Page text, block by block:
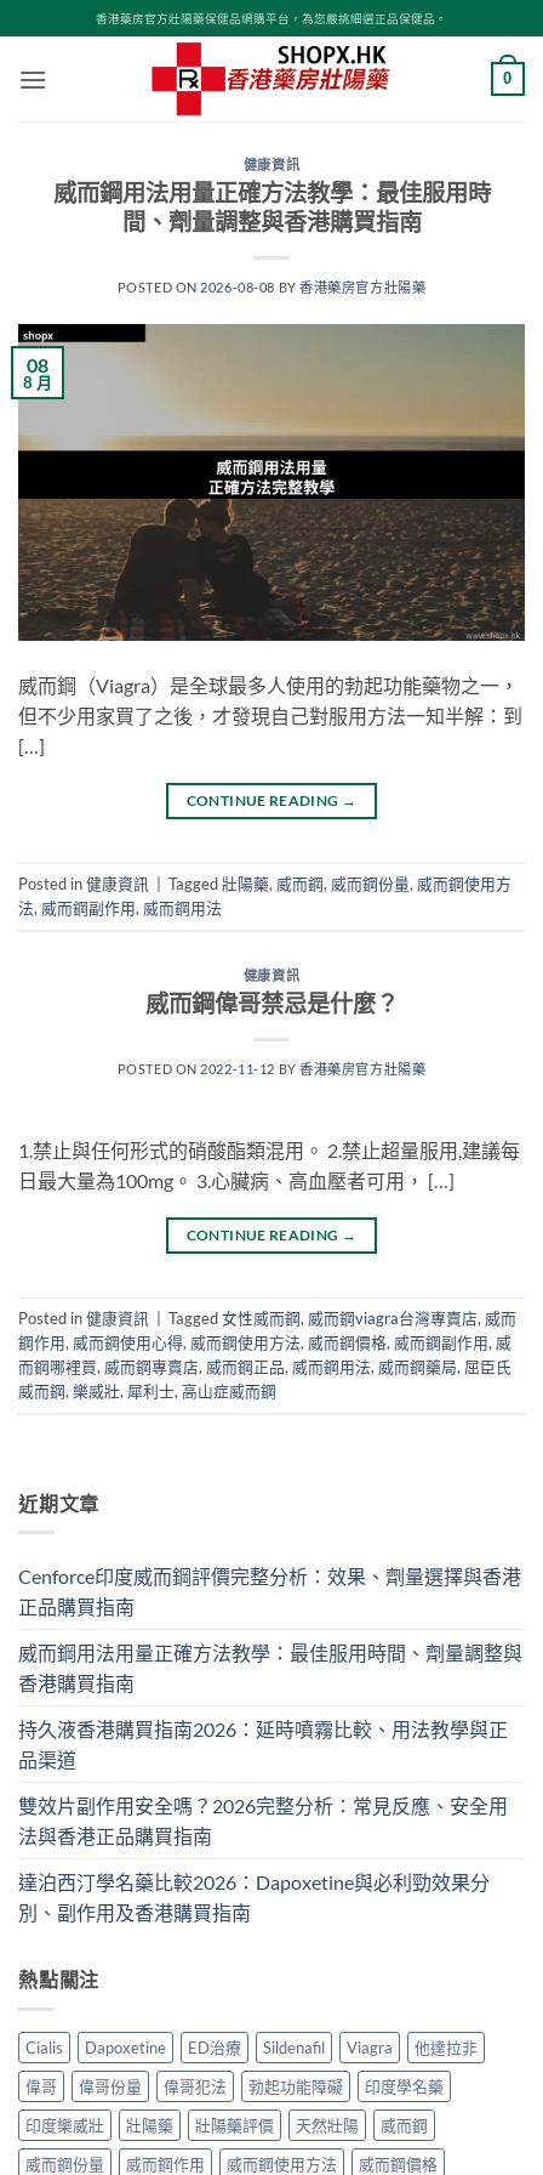
to
content
香港藥房官方壯陽藥保健品網購平台，為您嚴挑細選正品保健品。
0
健康資訊
威而鋼用法用量正確方法教學：最佳服用時
間、劑量調整與香港購買指南
POSTED ON 2026-08-08 BY香港藥房官方壯陽藥
08
8 月
威而鋼（Viagra）是全球最多人使用的勃起功能藥物之一，
但不少用家買了之後，才發現自己對服用方法一知半解：到
[…]
CONTINUE READING →
Posted in健康資訊 Tagged壯陽藥, 威而鋼, 威而鋼份量, 威而鋼使用方
法, 威而鋼副作用, 威而鋼用法
健康資訊
威而鋼偉哥禁忌是什麼？
POSTED ON 2022-11-12 BY香港藥房官方壯陽藥
1.禁止與任何形式的硝酸酯類混用。 2.禁止超量服用,建議每
日最大量為100mg。 3.心臟病、高血壓者可用， […]
CONTINUE READING →
Posted in健康資訊 Tagged女性威而鋼, 威而鋼viagra台灣專賣店, 威而
鋼作用, 威而鋼使用心得, 威而鋼使用方法, 威而鋼價格, 威而鋼副作用, 威
而鋼哪裡買, 威而鋼專賣店, 威而鋼正品, 威而鋼用法, 威而鋼藥局, 屈臣氏
威而鋼, 樂威壯, 犀利士, 高山症威而鋼
近期文章
Cenforce印度威而鋼評價完整分析：效果、劑量選擇與香港
正品購買指南
威而鋼用法用量正確方法教學：最佳服用時間、劑量調整與
香港購買指南
持久液香港購買指南2026：延時噴霧比較、用法教學與正
品渠道
雙效片副作用安全嗎？2026完整分析：常見反應、安全用
法與香港正品購買指南
達泊西汀學名藥比較2026：Dapoxetine與必利勁效果分
別、副作用及香港購買指南
熱點關注
Cialis Dapoxetine ED治療 Sildenafil Viagra
他達拉非
偉哥
偉哥份量 偉哥犯法 勃起功能障礙
印度學名藥
印度樂威壯
壯陽藥 壯陽藥評價 天然壯陽
威而鋼
威而鋼份量
威而鋼作用 威而鋼使用方法 威而鋼價格